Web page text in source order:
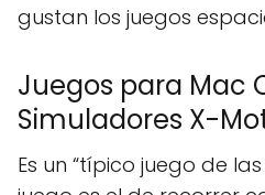
gustan los juegos
Juegos para Mac
Simuladores X-
Es un “típico juego de las